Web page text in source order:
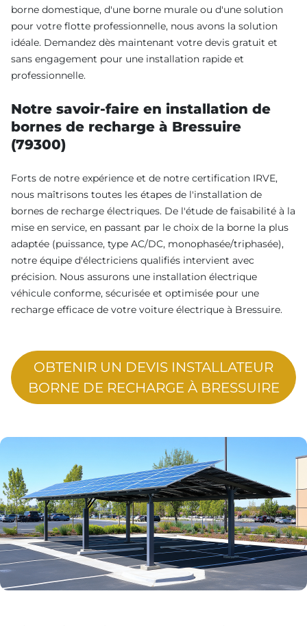
borne domestique, d'une borne murale ou d'une solution
pour votre flotte professionnelle, nous avons la solution
idéale. Demandez dès maintenant votre devis gratuit et
sans engagement pour une installation rapide et
professionnelle.
Notre savoir-faire en installation de
bornes de recharge à Bressuire
(79300)
Forts de notre expérience et de notre certification IRVE,
nous maîtrisons toutes les étapes de l'installation de
bornes de recharge électriques. De l'étude de faisabilité à la
mise en service, en passant par le choix de la borne la plus
adaptée (puissance, type AC/DC, monophasée/triphasée),
notre équipe d'électriciens qualifiés intervient avec
précision. Nous assurons une installation électrique
véhicule conforme, sécurisée et optimisée pour une
recharge efficace de votre voiture électrique à Bressuire.
OBTENIR UN DEVIS INSTALLATEUR
BORNE DE RECHARGE À BRESSUIRE